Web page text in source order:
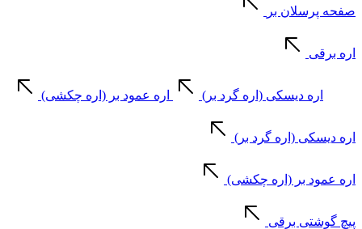
صفحه پرسلان بر
اره برقی
اره دیسکی (اره گرد بر) اره عمود بر (اره چکشی)
اره دیسکی (اره گرد بر)
اره عمود بر (اره چکشی)
پیچ گوشتی برقی